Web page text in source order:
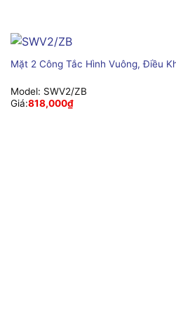
Mặt 2 Công Tắc Hình Vuông, Điều
Model: SWV2/ZB
Giá:818,000₫